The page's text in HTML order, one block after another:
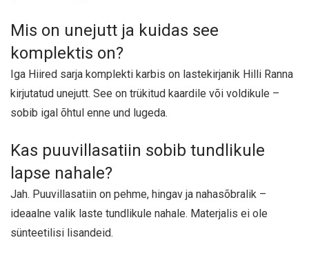
Mis on unejutt ja kuidas see
komplektis on?
Iga Hiired sarja komplekti karbis on lastekirjanik Hilli Ranna
kirjutatud unejutt. See on trükitud kaardile või voldikule –
sobib igal õhtul enne und lugeda.
Kas puuvillasatiin sobib tundlikule
lapse nahale?
Jah. Puuvillasatiin on pehme, hingav ja nahasõbralik –
ideaalne valik laste tundlikule nahale. Materjalis ei ole
sünteetilisi lisandeid.